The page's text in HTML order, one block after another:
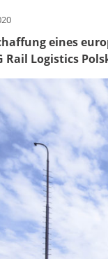
eines
Rail Logistics